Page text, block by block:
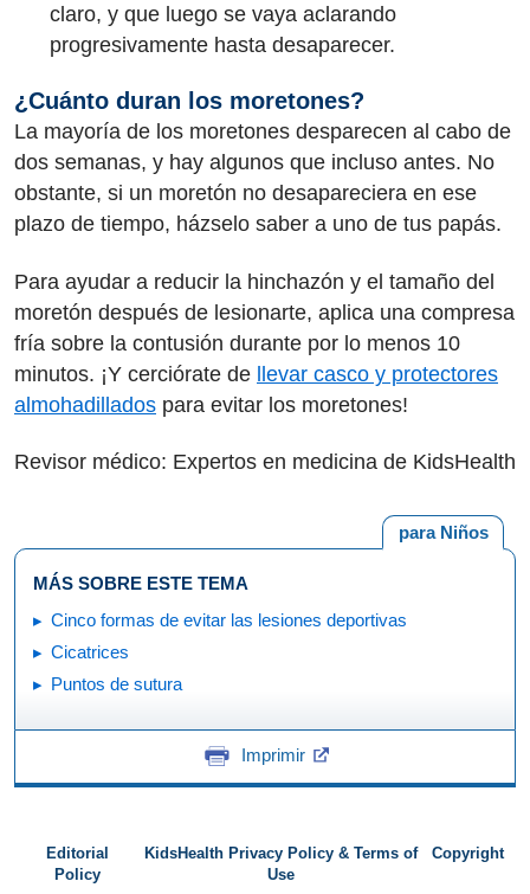
claro, y que luego se vaya aclarando
progresivamente hasta desaparecer.
¿Cuánto duran los moretones?
La mayoría de los moretones desparecen al cabo de
dos semanas, y hay algunos que incluso antes. No
obstante, si un moretón no desapareciera en ese
plazo de tiempo, házselo saber a uno de tus papás.
Para ayudar a reducir la hinchazón y el tamaño del
moretón después de lesionarte, aplica una compresa
fría sobre la contusión durante por lo menos 10
minutos. ¡Y cerciórate de llevar casco y protectores
almohadillados para evitar los moretones!
Revisor médico: Expertos en medicina de KidsHealth
para Niños
MÁS SOBRE ESTE TEMA
Cinco formas de evitar las lesiones deportivas
Cicatrices
Puntos de sutura
Imprimir
Editorial
Policy
KidsHealth Privacy Policy & Terms of
Use
Copyright